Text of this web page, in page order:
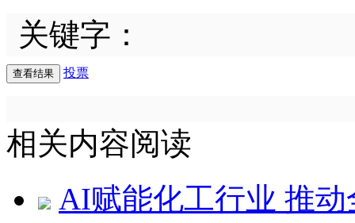
关键字：
投票
相关内容阅读
AI赋能化工行业 推